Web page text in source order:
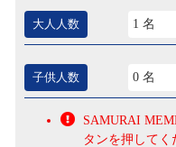
大人人数 1 名
子供人数 0 名
SAMURAI
タンを押してく